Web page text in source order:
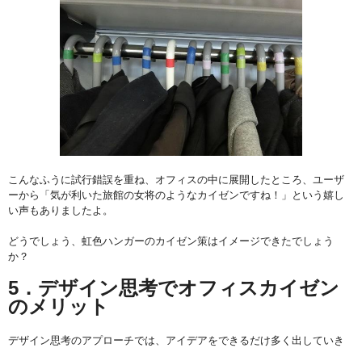
こんなふうに試行錯誤を重ね、オフィスの中に展開したところ、ユーザ
ーから「気が利いた旅館の女将のようなカイゼンですね！」という嬉し
い声もありましたよ。
どうでしょう、虹色ハンガーのカイゼン策はイメージできたでしょう
か？
5．デザイン思考でオフィスカイゼン
のメリット
デザイン思考のアプローチでは、アイデアをできるだけ多く出していき